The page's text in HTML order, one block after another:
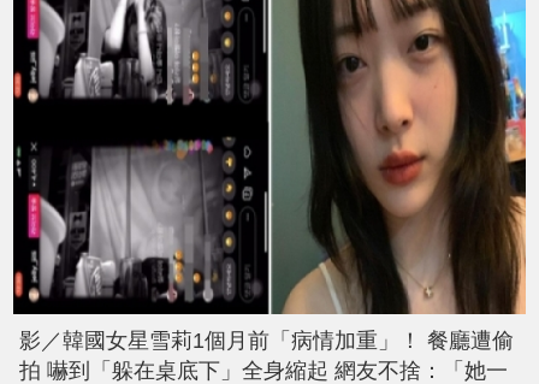
影／韓國女星雪莉1個月前「病情加重」！ 餐廳遭偷
拍 嚇到「躲在桌底下」全身縮起 網友不捨：「她一